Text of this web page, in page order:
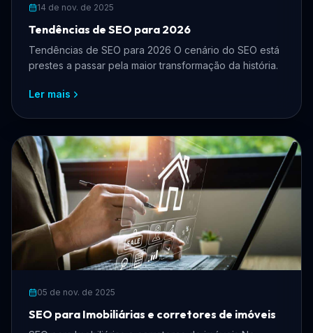
14 de nov. de 2025
Tendências de SEO para 2026
Tendências de SEO para 2026 O cenário do SEO está
prestes a passar pela maior transformação da história.
Ler mais
05 de nov. de 2025
SEO para Imobiliárias e corretores de imóveis